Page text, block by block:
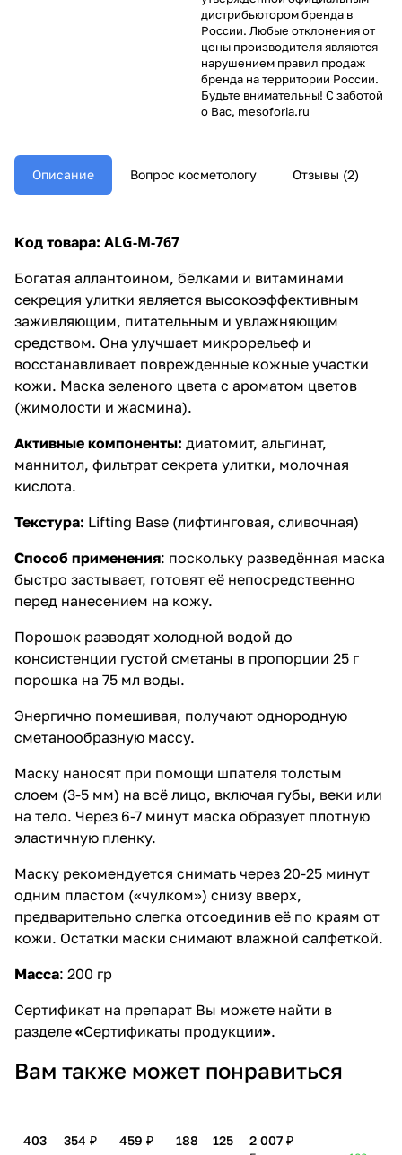
дистрибьютором бренда в
России. Любые отклонения от
цены производителя являются
нарушением правил продаж
бренда на территории России.
Будьте внимательны! С заботой
о Вас, mesoforia.ru
Описание Вопрос косметологу Отзывы (2)
Код товара: ALG-M-767
Богатая аллантоином, белками и витаминами
секреция улитки является высокоэффективным
заживляющим, питательным и увлажняющим
средством. Она улучшает микрорельеф и
восстанавливает поврежденные кожные участки
кожи. Маска зеленого цвета с ароматом цветов
(жимолости и жасмина).
Активные компоненты: диатомит, альгинат,
маннитол, фильтрат секрета улитки, молочная
кислота.
Текстура: Lifting Base (лифтинговая, сливочная)
Способ применения: поскольку разведённая маска
быстро застывает, готовят её непосредственно
перед нанесением на кожу.
Порошок разводят холодной водой до
консистенции густой сметаны в пропорции 25 г
порошка на 75 мл воды.
Энергично помешивая, получают однородную
сметанообразную массу.
Маску наносят при помощи шпателя толстым
слоем (3-5 мм) на всё лицо, включая губы, веки или
на тело. Через 6-7 минут маска образует плотную
эластичную пленку.
Маску рекомендуется снимать через 20-25 минут
одним пластом («чулком») снизу вверх,
предварительно слегка отсоединив её по краям от
кожи. Остатки маски снимают влажной салфеткой.
Масса: 200 гр
Сертификат на препарат Вы можете найти в
разделе «Сертификаты продукции».
Вам также может понравиться
403
354 ₽ 459 ₽
188
125
2 007 ₽